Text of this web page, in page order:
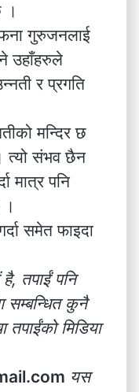
।
गुरुजनलाई
उहाँहरुले
र प्रगति
मन्दिर छ
त्यो संभव छैन
मात्र पनि
।
समेत फाइदा
तपाईं पनि
सम्बन्धित कुनै
तपाईंको मिडिया
यस